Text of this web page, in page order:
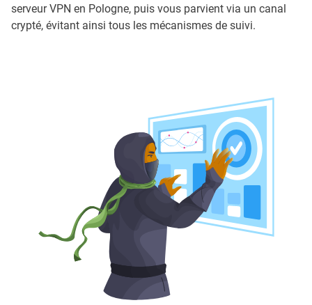
serveur VPN en Pologne, puis vous parvient via un canal
crypté, évitant ainsi tous les mécanismes de suivi.